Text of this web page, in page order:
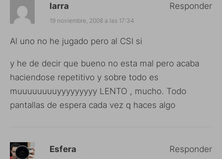
larra
19 noviembre, 2008 a las 17:34
Al uno no he jugado pero al CSI si
y he de decir que bueno no esta mal pero acaba
haciendose repetitivo y sobre todo es
muuuuuuuuyyyyyyyyy LENTO , mucho. Todo
pantallas de espera cada vez q haces algo
Responder
Esfera Responder